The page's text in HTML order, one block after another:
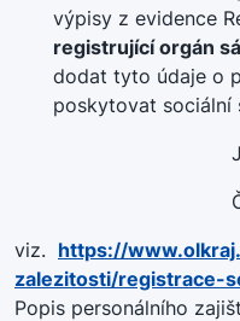
výpisy z evidence
registrující orgán
dodat tyto údaje o
poskytovat sociální
Jméno +
Číslo
viz. https://
zalezitosti/registrace-
Popis personálního